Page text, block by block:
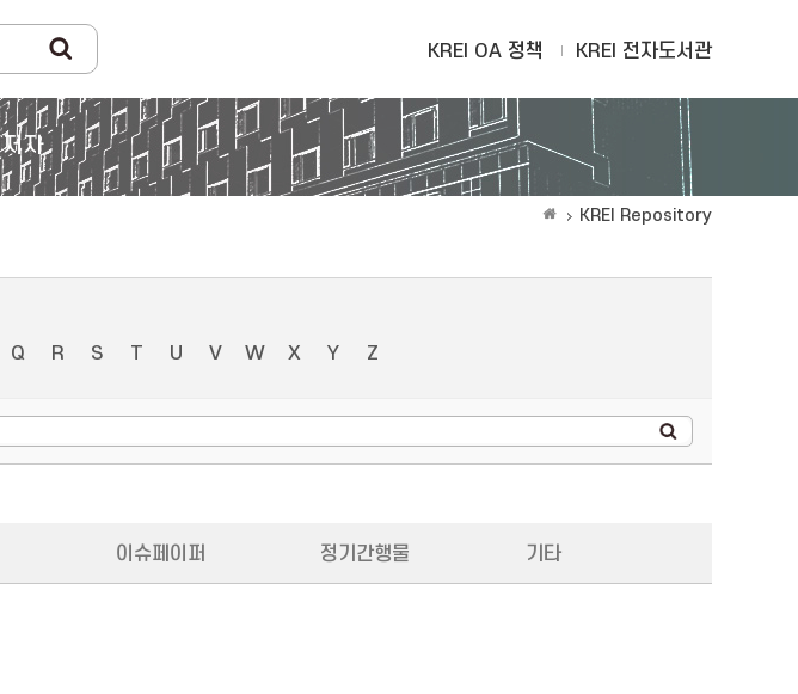
KREI OA 정책 KREI 전자도서관
저자
KREI Repository
Q R S T U V W X Y Z
이슈페이퍼 정기간행물 기타